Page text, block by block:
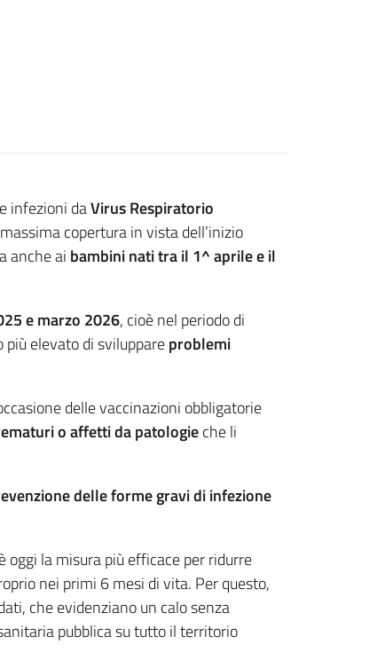
infezioni daVirus Respiratorio
copertura in vista dell’inizio
anche ai bambini nati tra il 1^ aprile e il
e marzo 2026, cioè nel periodo di
più elevato di sviluppareproblemi
delle vaccinazioni obbligatorie
o affetti da patologieche li
delle forme gravi di infezione
oggi la misura più efficace per ridurre
nei primi 6 mesi di vita. Per questo,
che evidenziano un calo senza
pubblica su tutto il territorio